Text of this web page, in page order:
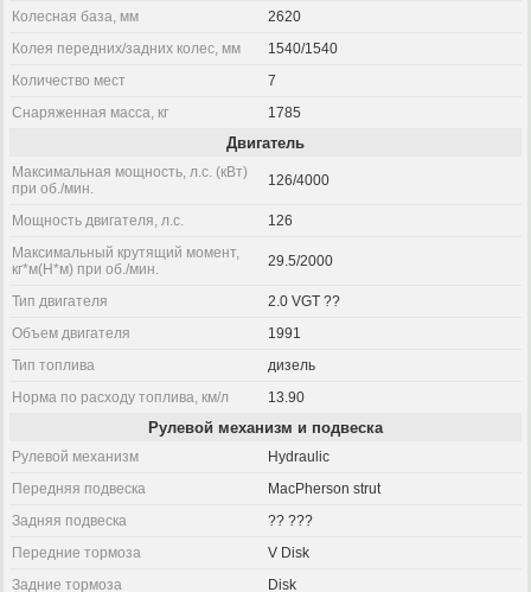
Колесная база, мм
2620
Колея передних/задних колес, мм
1540/1540
Количество мест
7
Снаряженная масса, кг
1785
Двигатель
Максимальная мощность, л.с. (кВт)
при об./мин.
126/4000
Мощность двигателя, л.с.
126
Максимальный крутящий момент,
кг*м(Н*м) при об./мин.
29.5/2000
Тип двигателя
2.0 VGT ??
Объем двигателя
1991
Тип топлива
дизель
Норма по расходу топлива, км/л
13.90
Рулевой механизм и подвеска
Рулевой механизм
Hydraulic
Передняя подвеска
MacPherson strut
Задняя подвеска
?? ???
Передние тормоза
V Disk
Задние тормоза
Disk